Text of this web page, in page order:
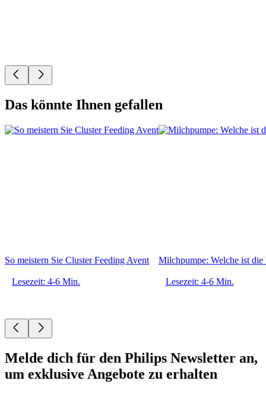
Das könnte Ihnen gefallen
So meistern Sie Cluster Feeding Avent
Lesezeit: 4-6 Min.
Milchpumpe: Welche ist die
Lesezeit: 4-6 Min.
Melde dich für den Philips Newsletter an,
um exklusive Angebote zu erhalten